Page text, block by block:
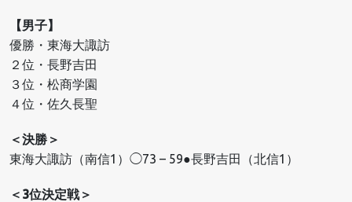
【男子】
優勝・東海大諏訪
２位・長野吉田
３位・松商学園
４位・佐久長聖
＜決勝＞
東海大諏訪（南信1）◯73 – 59●長野吉田（北信1）
＜3位決定戦＞